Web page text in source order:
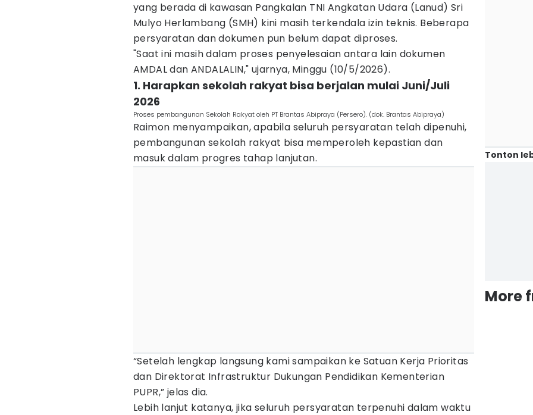
yang berada di kawasan Pangkalan TNI Angkatan Udara (Lanud) Sri
Mulyo Herlambang (SMH) kini masih terkendala izin teknis. Beberapa
persyaratan dan dokumen pun belum dapat diproses.
"Saat ini masih dalam proses penyelesaian antara lain dokumen
AMDAL dan ANDALALIN," ujarnya, Minggu (10/5/2026).
1. Harapkan sekolah rakyat bisa berjalan mulai Juni/Juli
2026
Proses pembangunan Sekolah Rakyat oleh PT Brantas Abipraya (Persero). (dok. Brantas Abipraya)
Raimon menyampaikan, apabila seluruh persyaratan telah dipenuhi,
pembangunan sekolah rakyat bisa memperoleh kepastian dan
masuk dalam progres tahap lanjutan.
“Setelah lengkap langsung kami sampaikan ke Satuan Kerja Prioritas
dan Direktorat Infrastruktur Dukungan Pendidikan Kementerian
PUPR,” jelas dia.
Lebih lanjut katanya, jika seluruh persyaratan terpenuhi dalam waktu
Tonton
More